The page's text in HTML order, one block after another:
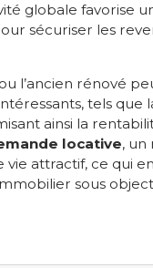
globale favorise
sécuriser les
l’ancien rénové
tels que
ainsi la
locative, un
attractif, ce qui
sous